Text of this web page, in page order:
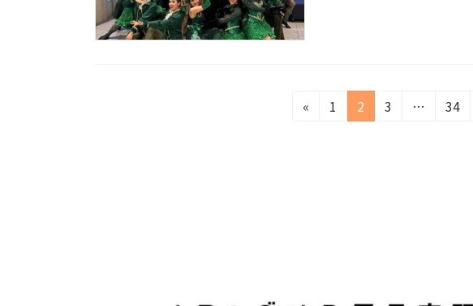
«
固
1
固
定
2
固
3 …
固
34